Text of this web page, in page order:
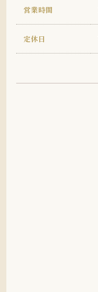
営業時間
定休日